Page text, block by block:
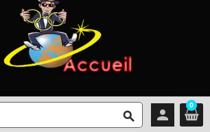
search person
0